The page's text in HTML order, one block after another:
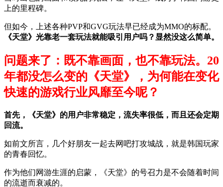
上的里程碑。
但如今，上述各种PVP和GVG玩法早已经成为MMO的标配。
《天堂》光靠老一套玩法就能吸引用户吗？显然没这么简单。
问题来了：既不靠画面，也不靠玩法。20
年都没怎么变的《天堂》，为何能在变化
快速的游戏行业风靡至今呢？
首先，《天堂》的用户非常稳定，流失率很低，而且还会定期
回流。
如前文所言，几个好朋友一起去网吧打攻城战，就是韩国玩家
的青春回忆。
作为他们网游生涯的启蒙，《天堂》的号召力是不会随着时间
的流逝而衰减的。